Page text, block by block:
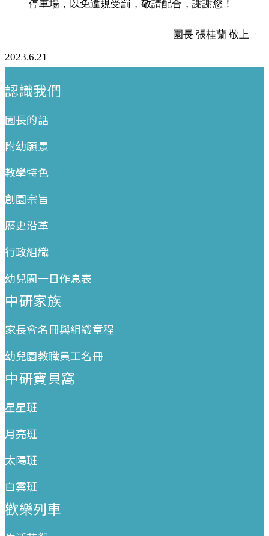
停車場，以免違規受罰，敬請配合，謝謝您！
園長 張桂蘭 敬上
2023.6.21
認識我們
園長的話
附幼願景
教學特色
創園宗旨
歷史沿革
行政組織
幼兒園一日作息表
中研家族
家長會名冊與組織章程
幼兒園教職員工名冊
中研寶貝窩
星星班
月亮班
太陽班
白雲班
歡樂列車